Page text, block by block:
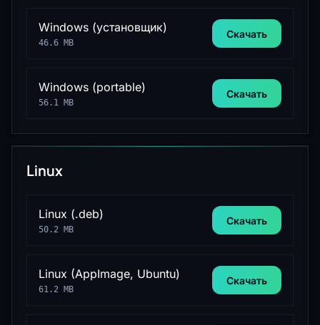
Windows (установщик)
46.6 MB
Скачать
Windows (portable)
56.1 MB
Скачать
Linux
Linux (.deb)
50.2 MB
Скачать
Linux (AppImage, Ubuntu)
61.2 MB
Скачать